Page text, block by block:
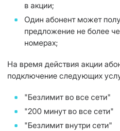
в акции;
Один абонент может
предложение не более
номерах;
На время действия акции
подключение следующих
"Безлимит во все сети"
"200 минут во все сети"
"Безлимит внутри сети"